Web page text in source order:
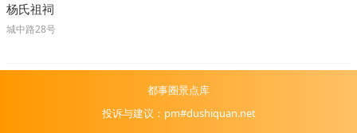
杨氏祖祠
城中路28号
都事圈景点库
投诉与建议：pm#dushiquan.net